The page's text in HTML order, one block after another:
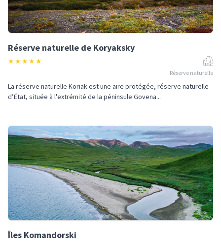
Réserve naturelle de Koryaksky
★★★★★
Réserve naturelle
La réserve naturelle Koriak est une aire protégée, réserve naturelle
d’État, située à l'extrémité de la péninsule Govena...
Îles Komandorski